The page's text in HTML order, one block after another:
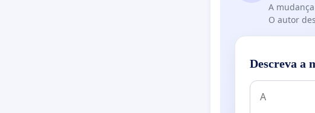
A
O autor
Descreva a